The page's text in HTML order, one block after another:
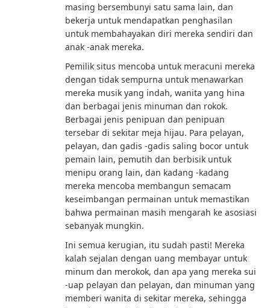
masing bersembunyi satu sama lain, dan
bekerja untuk mendapatkan penghasilan
untuk membahayakan diri mereka sendiri dan
anak -anak mereka.
Pemilik situs mencoba untuk meracuni mereka
dengan tidak sempurna untuk menawarkan
mereka musik yang indah, wanita yang hina
dan berbagai jenis minuman dan rokok.
Berbagai jenis penipuan dan penipuan
tersebar di sekitar meja hijau. Para pelayan,
pelayan, dan gadis -gadis saling bocor untuk
pemain lain, pemutih dan berbisik untuk
menipu orang lain, dan kadang -kadang
mereka mencoba membangun semacam
keseimbangan permainan untuk memastikan
bahwa permainan masih mengarah ke asosiasi
sebanyak mungkin.
Ini semua kerugian, itu sudah pasti! Mereka
kalah sejalan dengan uang membayar untuk
minum dan merokok, dan apa yang mereka sui
-uap pelayan dan pelayan, dan minuman yang
memberi wanita di sekitar mereka, sehingga